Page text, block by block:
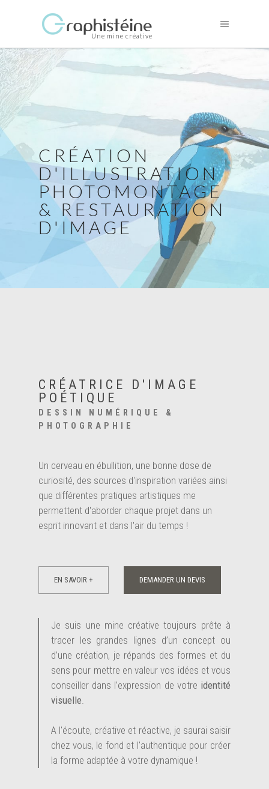
Une mine créative
CRÉATION
D'ILLUSTRATION
PHOTOMONTAGE
& RESTAURATION
D'IMAGE
CRÉATRICE D'IMAGE
POÉTIQUE
DESSIN NUMÉRIQUE &
PHOTOGRAPHIE
Un cerveau en ébullition, une bonne dose de
curiosité, des sources d'inspiration variées ainsi
que différentes pratiques artistiques me
permettent d'aborder chaque projet dans un
esprit innovant et dans l'air du temps !
EN SAVOIR + DEMANDER UN DEVIS
Je suis une mine créative toujours prête à
tracer les grandes lignes d’un concept ou
d’une création, je répands des formes et du
sens pour mettre en valeur vos idées et vous
conseiller dans l’expression de votre identité
visuelle.
A l'écoute, créative et réactive, je saurai saisir
chez vous, le fond et l'authentique pour créer
la forme adaptée à votre dynamique !